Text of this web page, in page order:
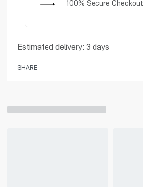
100% Secure Checkout
Estimated delivery: 3 days
SHARE